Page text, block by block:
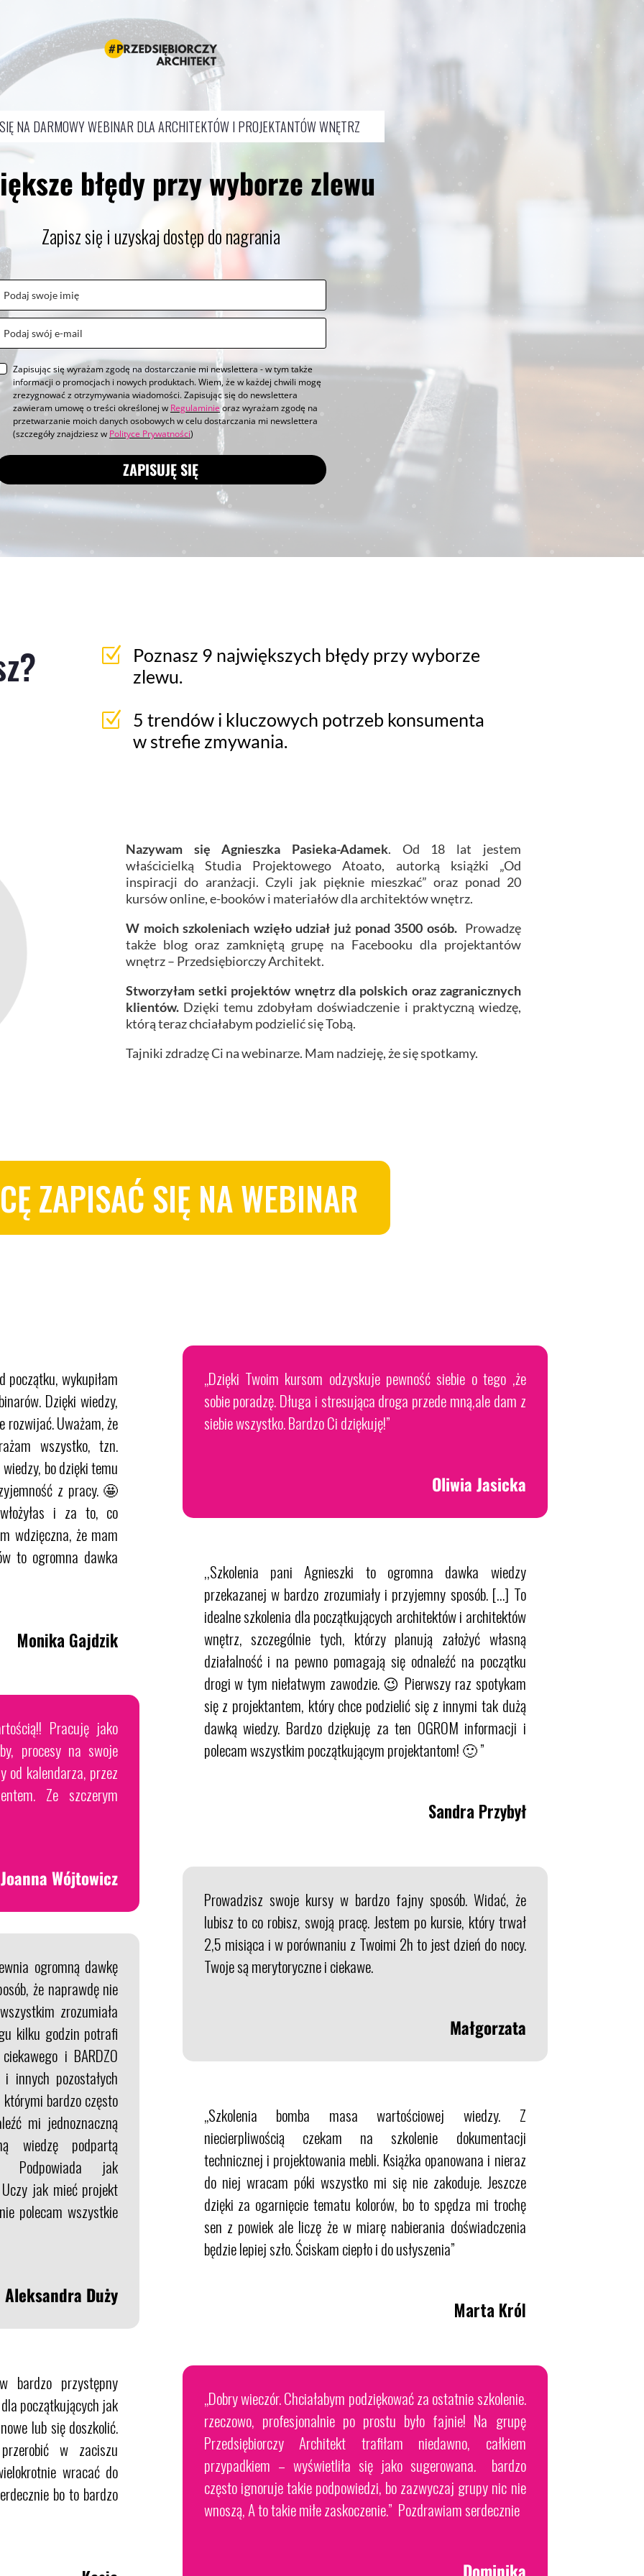
NA DARMOWY WEBINAR DLA ARCHITEKTÓW I PROJEKTANTÓW WNĘTRZ
błędy przy wyborze zlewu
Zapisz się i uzyskaj dostęp do nagrania
Zapisując się wyrażam zgodę na dostarczanie mi newslettera - w tym także
informacji o promocjach i nowych produktach. Wiem, że w każdej chwili mogę
zrezygnować z otrzymywania wiadomości. Zapisując się do newslettera
zawieram umowę o treści określonej w Regulaminieoraz wyrażam zgodę na
przetwarzanie moich danych osobowych w celu dostarczania mi newslettera
(szczegóły znajdziesz w Polityce Prywatności)
ZAPISUJĘ SIĘ
Z
Poznasz 9 największych błędy przy wyborze
zlewu.
Z 5 trendów i kluczowych potrzeb konsumenta
w strefie zmywania.
Nazywam się Agnieszka Pasieka-Adamek. Od 18 lat jestem
właścicielką Studia Projektowego Atoato, autorką książki „Od
inspiracji do aranżacji. Czyli jak pięknie mieszkać” oraz ponad 20
kursów online, e-booków i materiałów dla architektów wnętrz.
W moich szkoleniach wzięło udział już ponad 3500 osób. Prowadzę
także blog oraz zamkniętą grupę na Facebooku dla projektantów
wnętrz – Przedsiębiorczy Architekt.
Stworzyłam setki projektów wnętrz dla polskich oraz zagranicznych
klientów.Dzięki temu zdobyłam doświadczenie i praktyczną wiedzę,
którą teraz chciałabym podzielić się Tobą.
Tajniki zdradzę Ci na webinarze. Mam nadzieję, że się spotkamy.
ZAPISAĆ SIĘ NA WEBINAR
początku, wykupiłam
Dzięki wiedzy,
rozwijać. Uważam, że
wszystko, tzn.
bo dzięki temu
z pracy. 🤩
i za to, co
wdzięczna, że mam
to ogromna dawka
Monika Gajdzik
Pracuję jako
procesy na swoje
od kalendarza, przez
Ze szczerym
Joanna Wójtowicz
ogromną dawkę
że naprawdę nie
zrozumiała
kilku godzin potrafi
i BARDZO
i innych pozostałych
bardzo często
mi jednoznaczną
wiedzę podpartą
Podpowiada jak
jak mieć projekt
polecam wszystkie
Aleksandra Duży
bardzo przystępny
początkujących jak
lub się doszkolić.
w zaciszu
wracać do
bo to bardzo
„Dzięki Twoim kursom odzyskuje pewność siebie o tego ,że
sobie poradzę. Długa i stresująca droga przede mną,ale dam z
siebie wszystko. Bardzo Ci dziękuję!”
Oliwia Jasicka
,,Szkolenia pani Agnieszki to ogromna dawka wiedzy
przekazanej w bardzo zrozumiały i przyjemny sposób. […] To
idealne szkolenia dla początkujących architektów i architektów
wnętrz, szczególnie tych, którzy planują założyć własną
działalność i na pewno pomagają się odnaleźć na początku
drogi w tym niełatwym zawodzie. 😉 Pierwszy raz spotykam
się z projektantem, który chce podzielić się z innymi tak dużą
dawką wiedzy. Bardzo dziękuję za ten OGROM informacji i
polecam wszystkim początkującym projektantom! 🙂 ”
Sandra Przybył
Prowadzisz swoje kursy w bardzo fajny sposób. Widać, że
lubisz to co robisz, swoją pracę. Jestem po kursie, który trwał
2,5 misiąca i w porównaniu z Twoimi 2h to jest dzień do nocy.
Twoje są merytoryczne i ciekawe.
Małgorzata
„Szkolenia bomba masa wartościowej wiedzy. Z
niecierpliwością czekam na szkolenie dokumentacji
technicznej i projektowania mebli. Książka opanowana i nieraz
do niej wracam póki wszystko mi się nie zakoduje. Jeszcze
dzięki za ogarnięcie tematu kolorów, bo to spędza mi trochę
sen z powiek ale liczę że w miarę nabierania doświadczenia
będzie lepiej szło. Ściskam ciepło i do usłyszenia”
Marta Król
„Dobry wieczór. Chciałabym podziękować za ostatnie szkolenie.
rzeczowo, profesjonalnie po prostu było fajnie! Na grupę
Przedsiębiorczy Architekt trafiłam niedawno, całkiem
przypadkiem – wyświetliła się jako sugerowana. bardzo
często ignoruje takie podpowiedzi, bo zazwyczaj grupy nic nie
wnoszą, A to takie miłe zaskoczenie.” Pozdrawiam serdecznie
Dominika